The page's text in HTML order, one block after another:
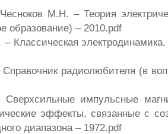
М.Н. – Теория
образование) – 2010.pdf
Классическая электродинамика.
радиолюбителя (в
импульсные
эффекты, связанные с
диапазона – 1972.pdf